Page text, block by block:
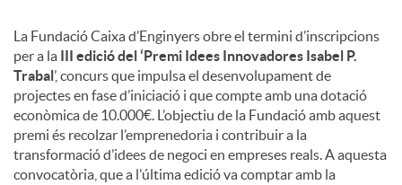
t
i
n
La Fundació Caixa d’Enginyers obre el termini d’inscripcions
per a la
III edició del ‘Premi Idees Innovadores Isabel P.
Trabal ’, concurs que impulsa el desenvolupament de
projectes en fase d’iniciació i que compte amb una dotació
econòmica de 10.000€. L’objectiu de la Fundació amb aquest
premi és recolzar l’emprenedoria i contribuir a la
transformació d’idees de negoci en empreses reals. A aquesta
convocatòria, que a l’última edició va comptar amb la